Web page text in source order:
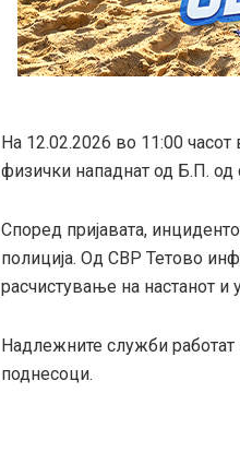
На 12.02.2026 во 11:00
физички нападнат од Б.П. од
Според пријавата,
полиција. Од СВР Тетово
расчистување на настанот и
Надлежните служби
поднесоци.